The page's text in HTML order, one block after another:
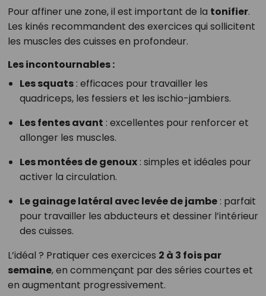
Pour affiner une zone, il est important de la tonifier.
Les kinés recommandent des exercices qui sollicitent
les muscles des cuisses en profondeur.
Les incontournables :
Les squats: efficaces pour travailler les
quadriceps, les fessiers et les ischio-jambiers.
Les fentes avant : excellentes pour renforcer et
allonger les muscles.
Les montées de genoux: simples et idéales pour
activer la circulation.
Le gainage latéral avec levée de jambe: parfait
pour travailler les abducteurs et dessiner l’intérieur
des cuisses.
L’idéal ? Pratiquer ces exercices 2 à 3 fois par
semaine, en commençant par des séries courtes et
en augmentant progressivement.